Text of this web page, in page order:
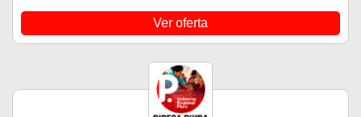
Ver oferta